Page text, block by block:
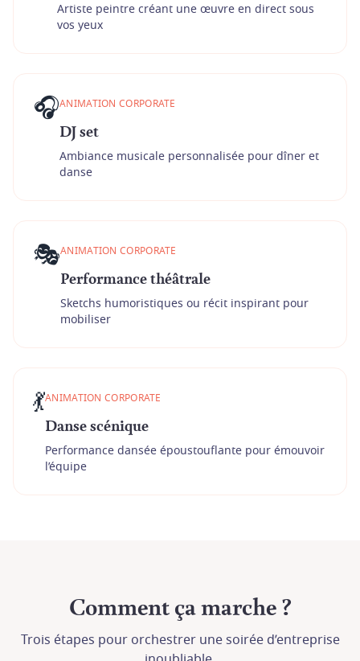
Artiste peintre créant une œuvre en direct sous
vos yeux
🎧ANIMATION CORPORATE
DJ set
Ambiance musicale personnalisée pour dîner et
danse
🎭ANIMATION CORPORATE
Performance théâtrale
Sketchs humoristiques ou récit inspirant pour
mobiliser
💃ANIMATION CORPORATE
Danse scénique
Performance dansée époustouflante pour émouvoir
l’équipe
Comment ça marche ?
Trois étapes pour orchestrer une soirée d’entreprise